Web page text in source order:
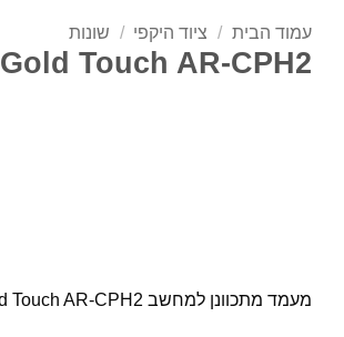
עמוד הבית / ציוד היקפי / שונות
Gold Touch AR-CPH2
מעמד מתכוונן למחשב Gold Touch AR-CPH2